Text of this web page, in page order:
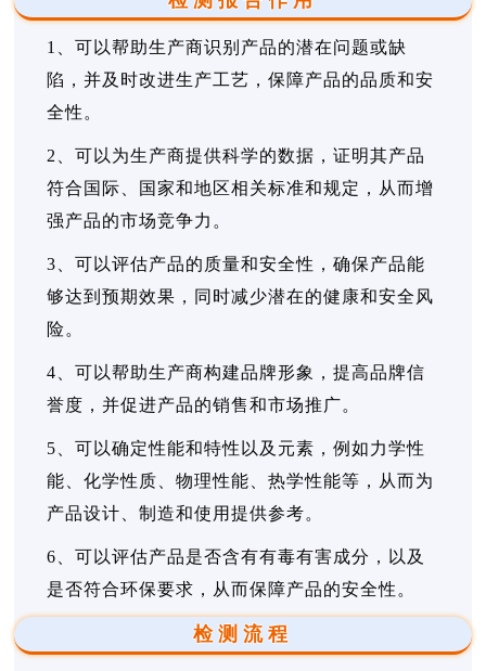
1、可以帮助生产商识别产品的潜在问题或缺
陷，并及时改进生产工艺，保障产品的品质和安
全性。
2、可以为生产商提供科学的数据，证明其产品
符合国际、国家和地区相关标准和规定，从而增
强产品的市场竞争力。
3、可以评估产品的质量和安全性，确保产品能
够达到预期效果，同时减少潜在的健康和安全风
险。
4、可以帮助生产商构建品牌形象，提高品牌信
誉度，并促进产品的销售和市场推广。
5、可以确定性能和特性以及元素，例如力学性
能、化学性质、物理性能、热学性能等，从而为
产品设计、制造和使用提供参考。
6、可以评估产品是否含有有毒有害成分，以及
是否符合环保要求，从而保障产品的安全性。
检测流程